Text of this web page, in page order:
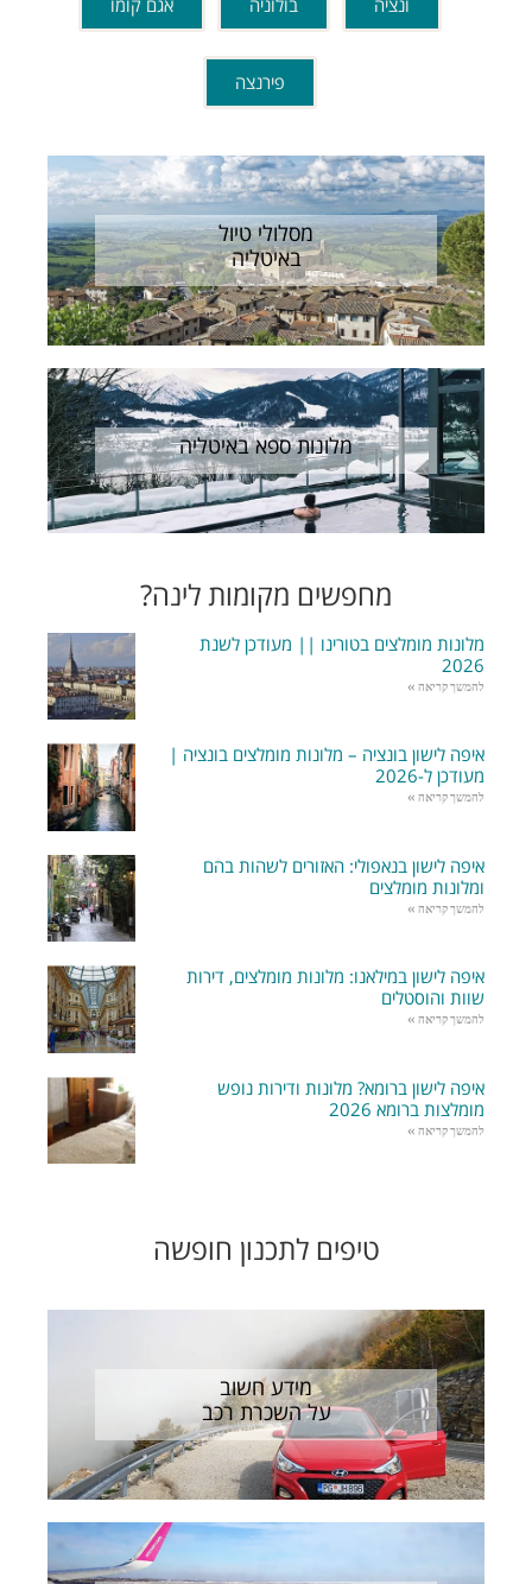
פירנצה
מסלולי טיול
באיטליה
מלונות ספא באיטליה
מחפשים מקומות לינה?
מלונות מומלצים בטורינו || מעודכן לשנת
2026
להמשך קריאה »
איפה לישון בונציה – מלונות מומלצים בונציה |
מעודכן ל-2026
להמשך קריאה »
איפה לישון בנאפולי: האזורים לשהות בהם
ומלונות מומלצים
להמשך קריאה »
איפה לישון במילאנו: מלונות מומלצים, דירות
שוות והוסטלים
להמשך קריאה »
איפה לישון ברומא? מלונות ודירות נופש
מומלצות ברומא 2026
להמשך קריאה »
טיפים לתכנון חופשה
מידע חשוב
על השכרת רכב